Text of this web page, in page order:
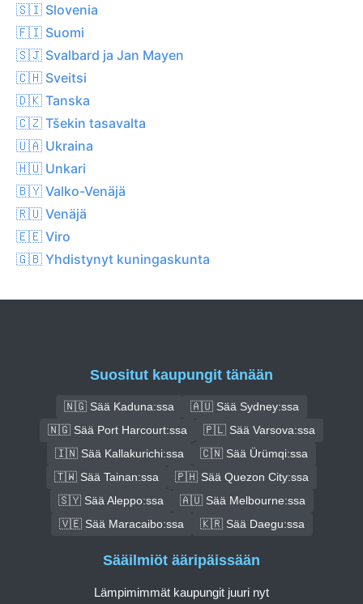
🇸🇮 Slovenia
🇫🇮 Suomi
🇸🇯 Svalbard ja Jan Mayen
🇨🇭 Sveitsi
🇩🇰 Tanska
🇨🇿 Tšekin tasavalta
🇺🇦 Ukraina
🇭🇺 Unkari
🇧🇾 Valko-Venäjä
🇷🇺 Venäjä
🇪🇪 Viro
🇬🇧 Yhdistynyt kuningaskunta
Suositut kaupungit tänään
🇳🇬 Sää Kaduna:ssa
🇦🇺 Sää Sydney:ssa
🇳🇬 Sää Port Harcourt:ssa
🇵🇱 Sää Varsova:ssa
🇮🇳 Sää Kallakurichi:ssa
🇨🇳 Sää Ürümqi:ssa
🇹🇼 Sää Tainan:ssa
🇵🇭 Sää Quezon City:ssa
🇸🇾 Sää Aleppo:ssa
🇦🇺 Sää Melbourne:ssa
🇻🇪 Sää Maracaibo:ssa
🇰🇷 Sää Daegu:ssa
Sääilmiöt ääripäissään
Lämpimimmät kaupungit juuri nyt